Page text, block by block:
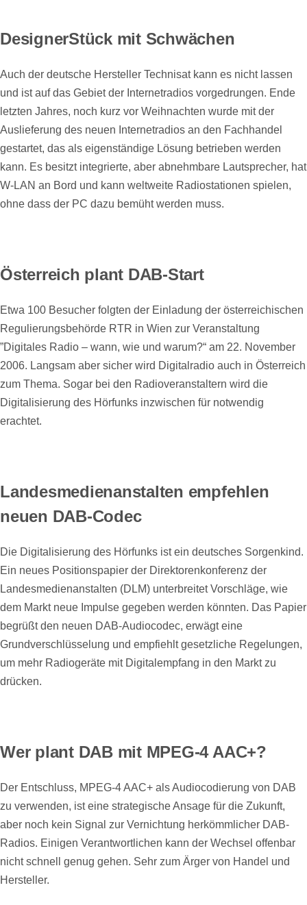
DesignerStück mit Schwächen
Auch der deutsche Hersteller Technisat kann es nicht lassen
und ist auf das Gebiet der Internetradios vorgedrungen. Ende
letzten Jahres, noch kurz vor Weihnachten wurde mit der
Auslieferung des neuen Internetradios an den Fachhandel
gestartet, das als eigenständige Lösung betrieben werden
kann. Es besitzt integrierte, aber abnehmbare Lautsprecher, hat
W-LAN an Bord und kann weltweite Radiostationen spielen,
ohne dass der PC dazu bemüht werden muss.
Österreich plant DAB-Start
Etwa 100 Besucher folgten der Einladung der österreichischen
Regulierungsbehörde RTR in Wien zur Veranstaltung
”Digitales Radio – wann, wie und warum?“ am 22. November
2006. Langsam aber sicher wird Digitalradio auch in Österreich
zum Thema. Sogar bei den Radioveranstaltern wird die
Digitalisierung des Hörfunks inzwischen für notwendig
erachtet.
Landesmedienanstalten empfehlen
neuen DAB-Codec
Die Digitalisierung des Hörfunks ist ein deutsches Sorgenkind.
Ein neues Positionspapier der Direktorenkonferenz der
Landesmedienanstalten (DLM) unterbreitet Vorschläge, wie
dem Markt neue Impulse gegeben werden könnten. Das Papier
begrüßt den neuen DAB-Audiocodec, erwägt eine
Grundverschlüsselung und empfiehlt gesetzliche Regelungen,
um mehr Radiogeräte mit Digitalempfang in den Markt zu
drücken.
Wer plant DAB mit MPEG-4 AAC+?
Der Entschluss, MPEG-4 AAC+ als Audiocodierung von DAB
zu verwenden, ist eine strategische Ansage für die Zukunft,
aber noch kein Signal zur Vernichtung herkömmlicher DAB-
Radios. Einigen Verantwortlichen kann der Wechsel offenbar
nicht schnell genug gehen. Sehr zum Ärger von Handel und
Hersteller.